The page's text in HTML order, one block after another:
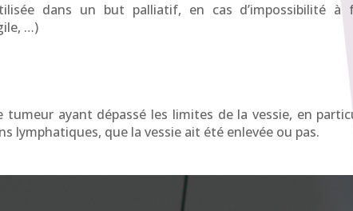
dans un but palliatif, en cas d’impossibilité à
…)
ayant dépassé les limites de la vessie, en
lymphatiques, que la vessie ait été enlevée ou pas.